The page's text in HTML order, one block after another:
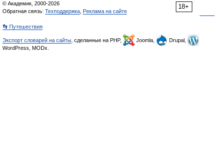
18+
© Академик, 2000-2026
Обратная связь: Техподдержка Реклама на сайте
👣 Путешествия
Экспорт словарей на сайты , сделанные на PHP, Joomla,
Drupal,
WordPress, MODx.